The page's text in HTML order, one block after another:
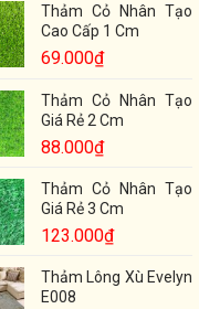
Thảm Cỏ Nhân Tạo
Cao Cấp 1 Cm
69.000₫
Thảm Cỏ Nhân Tạo
Giá Rẻ 2 Cm
88.000₫
Thảm Cỏ Nhân Tạo
Giá Rẻ 3 Cm
123.000₫
Thảm Lông Xù Evelyn
E008